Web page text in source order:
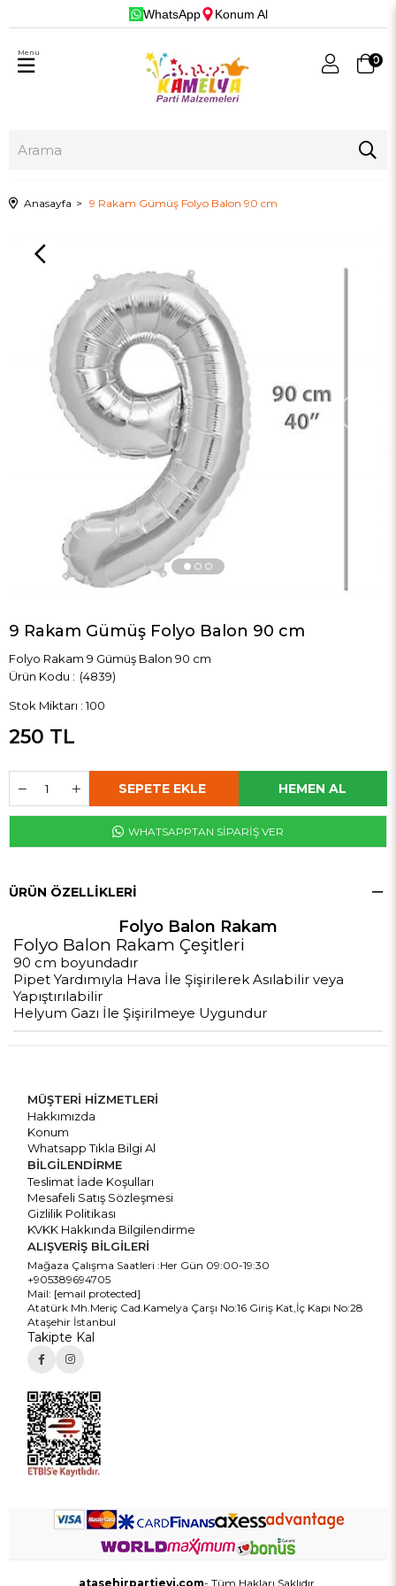
WhatsApp Konum Al
0
Menu
Anasayfa 9 Rakam Gümüş Folyo Balon 90 cm
9 Rakam Gümüş Folyo Balon 90 cm
Folyo Rakam 9 Gümüş Balon 90 cm
(4839)
Stok Miktarı : 100
250 TL
WHATSAPPTAN SİPARİŞ VER
ÜRÜN ÖZELLIKLERI
Folyo Balon Rakam
Folyo Balon Rakam Çeşitleri
90 cm boyundadır
Pipet Yardımıyla Hava İle Şişirilerek Asılabilir veya
Yapıştırılabilir
Helyum Gazı İle Şişirilmeye Uygundur
MÜŞTERİ HİZMETLERİ
Hakkımızda
Konum
Whatsapp Tıkla Bilgi Al
BİLGİLENDİRME
Teslimat İade Koşulları
Mesafeli Satış Sözleşmesi
Gizlilik Politikası
KVKK Hakkında Bilgilendirme
ALIŞVERİŞ BİLGİLERİ
Mağaza Çalışma Saatleri :Her Gün 09:00-19:30
+905389694705
Mail: [email protected]
Atatürk Mh.Meriç Cad.Kamelya Çarşı No:16 Giriş Kat,İç Kapı No:28
Ataşehir İstanbul
Takipte Kal
atasehirpartievi.com- Tüm Hakları Saklıdır.